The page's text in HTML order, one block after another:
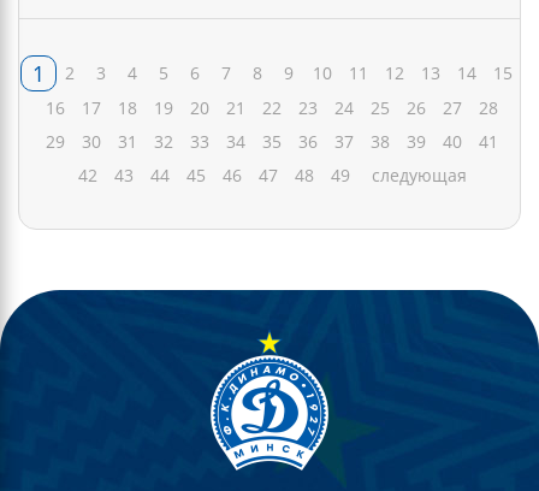
1 2 3 4 5 6 7 8 9 10 11 12 13 14
15
16
17 18 19 20 21 22 23 24 25 26 27
28
29
30 31 32 33 34 35 36 37 38 39 40
41
42
43 44 45 46 47 48 49 следующая